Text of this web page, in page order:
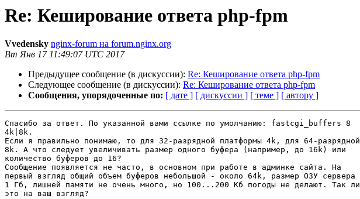
Re: Кеширование ответа php-fpm
Vvedensky nginx-forum на forum.nginx.org
Вт Янв 17 11:49:07 UTC 2017
Предыдущее сообщение (в дискуссии): Re: Кеширование ответа php-fpm
Следующее сообщение (в дискуссии): Re: Кеширование ответа php-fpm
Сообщения, упорядоченные по: [ дате ] [ дискуссии ] [ теме ] [ автору ]
Спасибо за ответ. По указанной вами ссылке по умолчанию: fastcgi_buffers 8
4k|8k.
Если я правильно понимаю, то для 32-разрядной платформы 4k, для 64-разрядной
8k. А что следует увеличивать размер одного буфера (например, до 16k) или
количество буферов до 16?
Сообщение появляется не часто, в основном при работе в админке сайта. На
первый взгляд общий объем буферов небольшой - около 64k, размер ОЗУ сервера
1 Гб, лишней памяти не очень много, но 100...200 Кб погоды не делают. Так ли
это на ваш взгляд?